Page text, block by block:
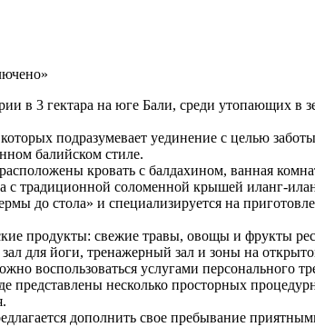
в 3 гектара на юге Бали, среди утопающих в
подразумевает уединение с целью
балийском стиле.
кровать с балдахином, ванная
традиционной соломенной крышей иланг-
до стола» и специализируется на
продукты: свежие травы, овощы и фрукты
для йоги, тренажерный зал и зоны на
воспользоваться услугами персонального
представлены несколько просторных
дополнить свое пребывание